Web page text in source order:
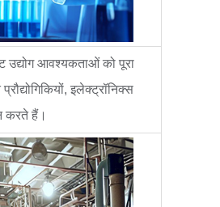
उद्योग आवश्यकताओं को पूरा
इलेक्ट्रॉनिक्स
करते हैं।